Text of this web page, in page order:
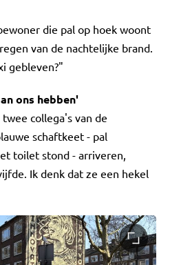
die pal op hoek woont
van de nachtelijke brand.
gebleven?"
ons hebben'
collega's van de
schaftkeet - pal
toilet stond - arriveren,
Ik denk dat ze een hekel